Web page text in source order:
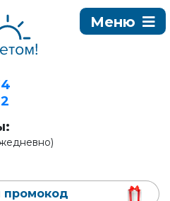
промокод